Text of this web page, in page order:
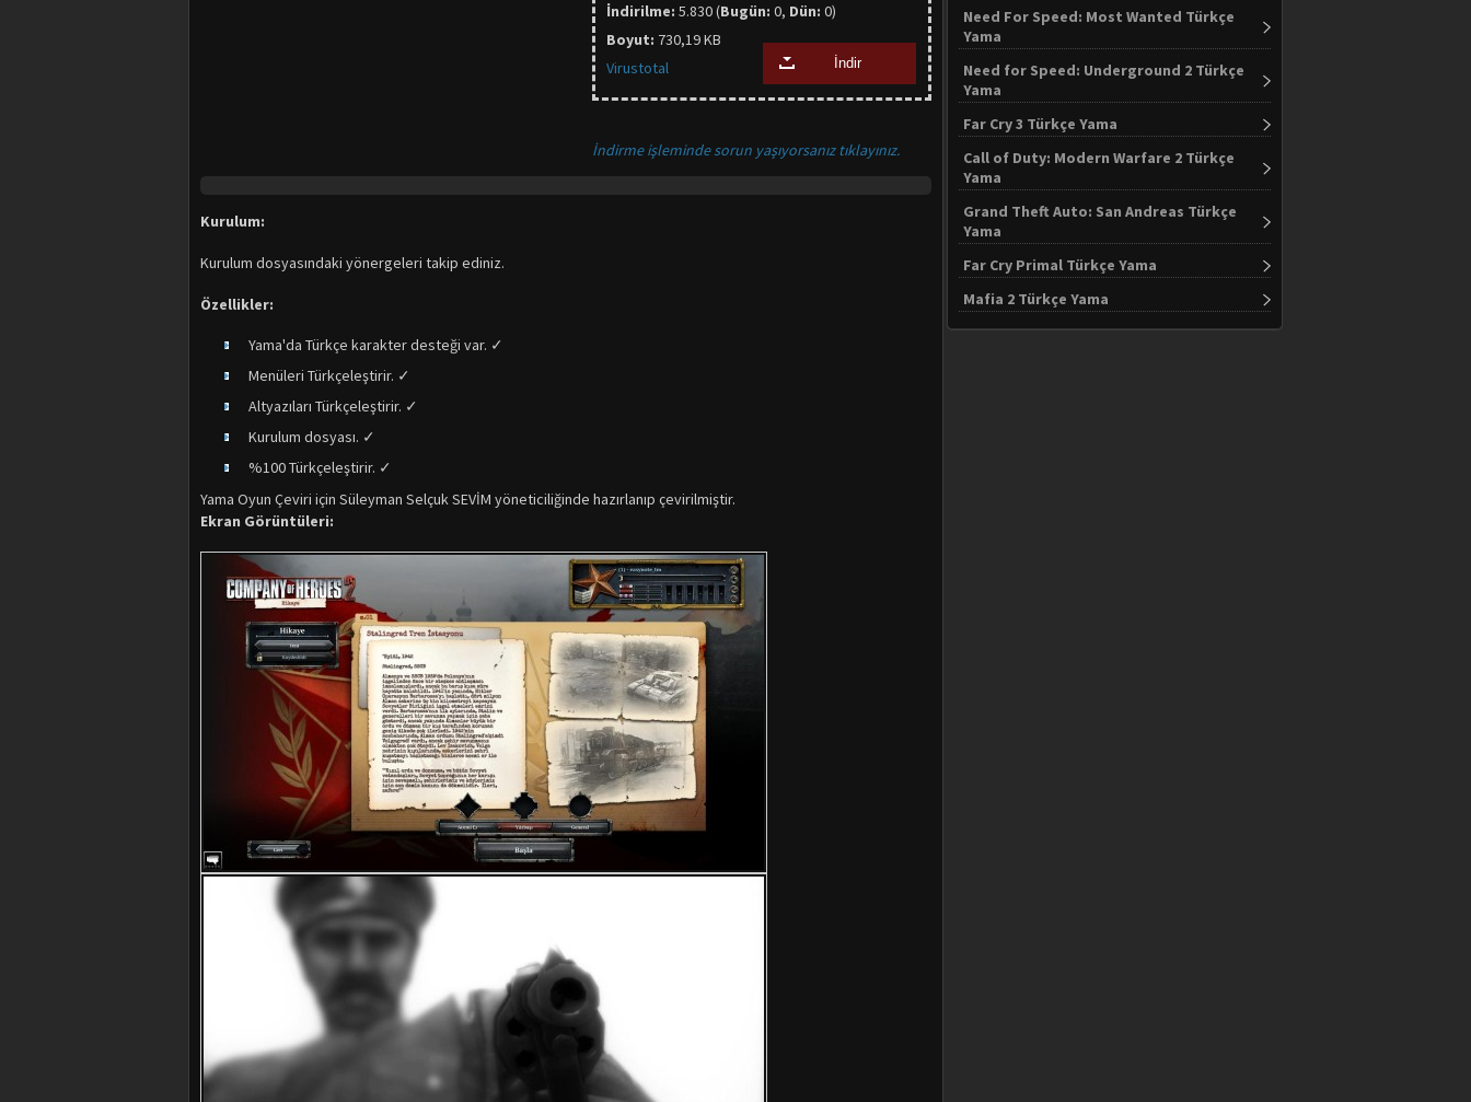
İndirilme: 5.830 (Bugün: 0, Dün: 0)
Boyut: 730,19 KB
Virustotal
İndir
İndirme işleminde sorun yaşıyorsanız tıklayınız.
Kurulum:
Kurulum dosyasındaki yönergeleri takip ediniz.
Özellikler:
Yama'da Türkçe karakter desteği var. ✓
Menüleri Türkçeleştirir. ✓
Altyazıları Türkçeleştirir. ✓
Kurulum dosyası. ✓
%100 Türkçeleştirir. ✓
Yama Oyun Çeviri için Süleyman Selçuk SEVİM yöneticiliğinde hazırlanıp çevirilmiştir.
Ekran Görüntüleri:
Need For Speed: Most Wanted Türkçe
Yama
Need for Speed: Underground 2 Türkçe
Yama
Far Cry 3 Türkçe Yama
Call of Duty: Modern Warfare 2 Türkçe
Yama
Grand Theft Auto: San Andreas Türkçe
Yama
Far Cry Primal Türkçe Yama
Mafia 2 Türkçe Yama